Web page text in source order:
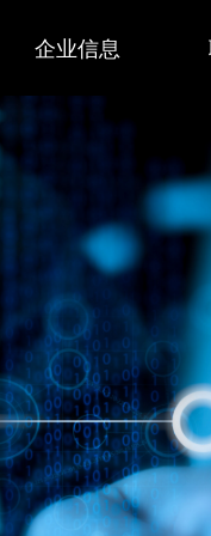
企业信息